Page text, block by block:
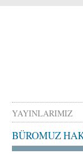
BÜROMUZ
YAYINLARIMIZ